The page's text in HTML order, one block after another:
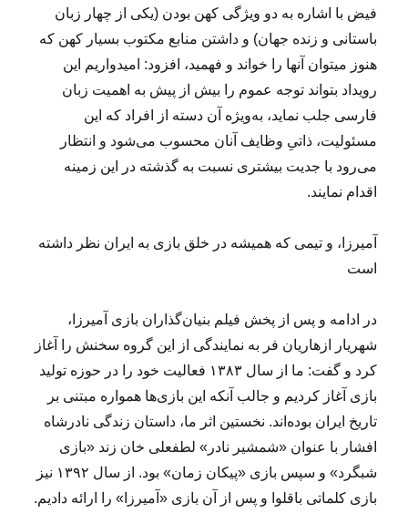
فیض با اشاره به دو ویژگی کهن بودن (یکی از چهار زبان
باستانی و زنده جهان) و داشتن منابع مکتوب بسیار کهن که
هنوز میتوان آنها را خواند و فهمید، افزود: امیدواریم این
رویداد بتواند توجه عموم را بیش از پیش به اهمیت زبان
فارسی جلب نماید، به‌ویژه آن دسته از افراد که این
مسئولیت، ذاتیِ وظایف آنان محسوب می‌شود و انتظار
می‌رود با جدیت بیشتری نسبت به گذشته در این زمینه
اقدام نمایند.
آمیرزا، و تیمی که همیشه در خلق بازی به ایران نظر داشته
است
در ادامه و پس از پخش فیلم بنیان‌گذاران بازی آمیرزا،
شهریار ازهاریان فر به نمایندگی از این گروه سخنش را آغاز
کرد و گفت: ما از سال ۱۳۸۳ فعالیت خود را در حوزه تولید
بازی آغاز کردیم و جالب آنکه این بازی‌ها همواره مبتنی بر
تاریخ ایران بوده‌اند. نخستین اثر ما، داستان زندگی نادرشاه
افشار با عنوان «شمشیر نادر» لطفعلی خان زند «بازی
شبگرد» و سپس بازی «پیکان زمان» بود. از سال ۱۳۹۲ نیز
بازی کلماتی باقلوا و پس از آن بازی «آمیرزا» را ارائه دادیم.